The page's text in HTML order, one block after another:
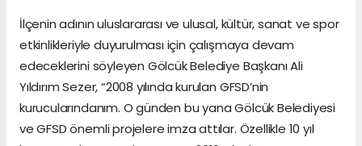
İlçenin adının uluslararası ve ulusal, kültür, sanat ve spor
etkinlikleriyle duyurulması için çalışmaya devam
edeceklerini söyleyen Gölcük Belediye Başkanı Ali
Yıldırım Sezer, “2008 yılında kurulan GFSD’nin
kurucularındanım. O günden bu yana Gölcük Belediyesi
ve GFSD önemli projelere imza attılar. Özellikle 10 yıl